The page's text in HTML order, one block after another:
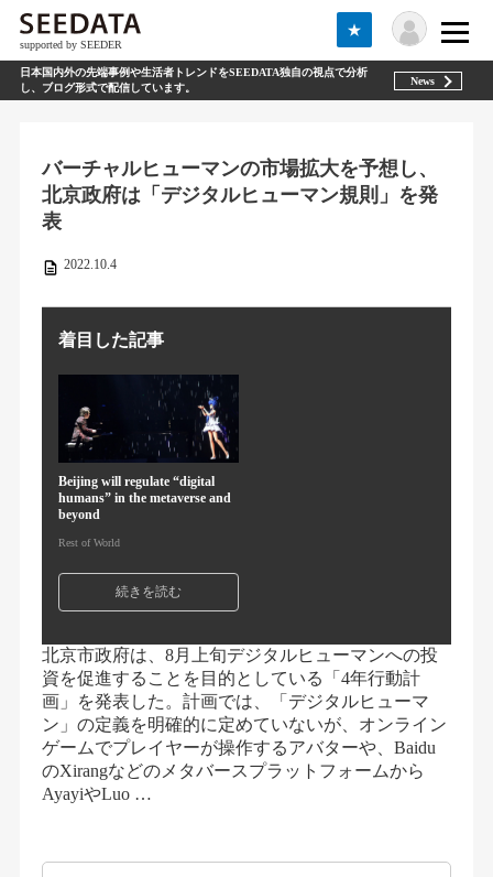
supported by SEEDER
★
日本国内外の先端事例や生活者トレンドをSEEDATA独自の視点で分析
し、ブログ形式で配信しています。
News
バーチャルヒューマンの市場拡大を予想し、
北京政府は「デジタルヒューマン規則」を発
表
2022.10.4
着目した記事
Beijing will regulate “digital
humans” in the metaverse and
beyond
Rest of World
続きを読む
北京市政府は、8月上旬デジタルヒューマンへの投
資を促進することを目的としている「4年行動計
画」を発表した。計画では、「デジタルヒューマ
ン」の定義を明確的に定めていないが、オンライン
ゲームでプレイヤーが操作するアバターや、Baidu
のXirangなどのメタバースプラットフォームから
AyayiやLuo …